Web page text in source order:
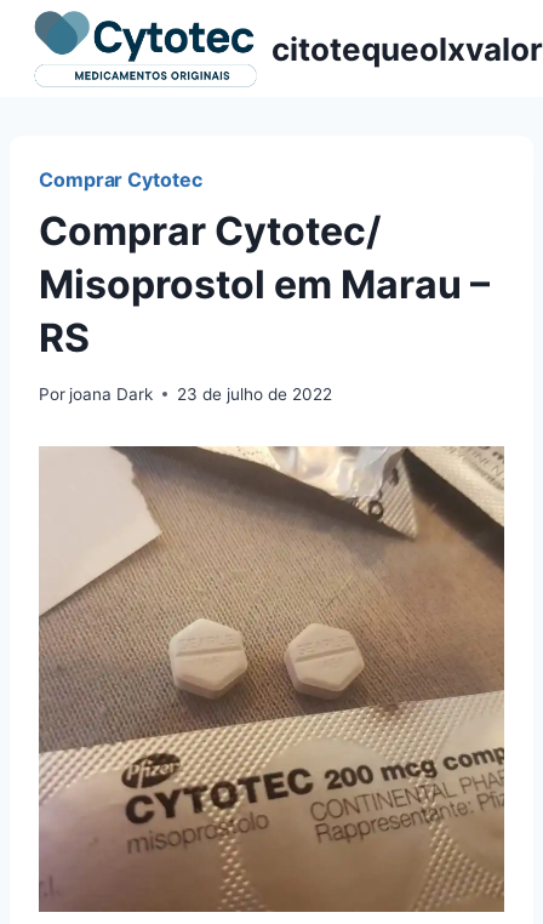
Pular
para
citotequeolxvalor
Comprar Cytotec
Comprar Cytotec/
Misoprostol em Marau –
RS
Por joana Dark 23 de julho de 2022